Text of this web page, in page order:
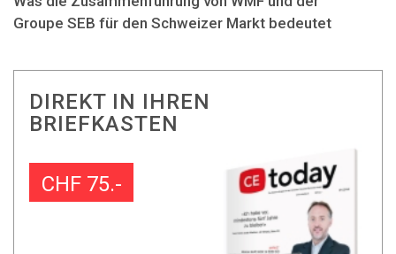
Groupe SEB für den Schweizer Markt bedeutet
DIREKT IN IHREN
BRIEFKASTEN
CHF 75.-